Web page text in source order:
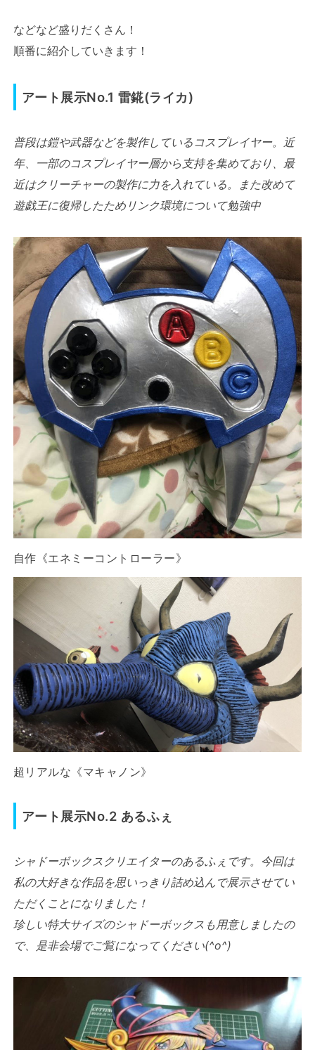
などなど盛りだくさん！
順番に紹介していきます！
アート展示No.1 雷錵(ライカ)
普段は鎧や武器などを製作しているコスプレイヤー。近
年、一部のコスプレイヤー層から支持を集めており、最
近はクリーチャーの製作に力を入れている。また改めて
遊戯王に復帰したためリンク環境について勉強中
自作《エネミーコントローラー》
超リアルな《マキャノン》
アート展示No.2 あるふぇ
シャドーボックスクリエイターのあるふぇです。今回は
私の大好きな作品を思いっきり詰め込んで展示させてい
ただくことになりました！
珍しい特大サイズのシャドーボックスも用意しましたの
で、是非会場でご覧になってください(^o^)